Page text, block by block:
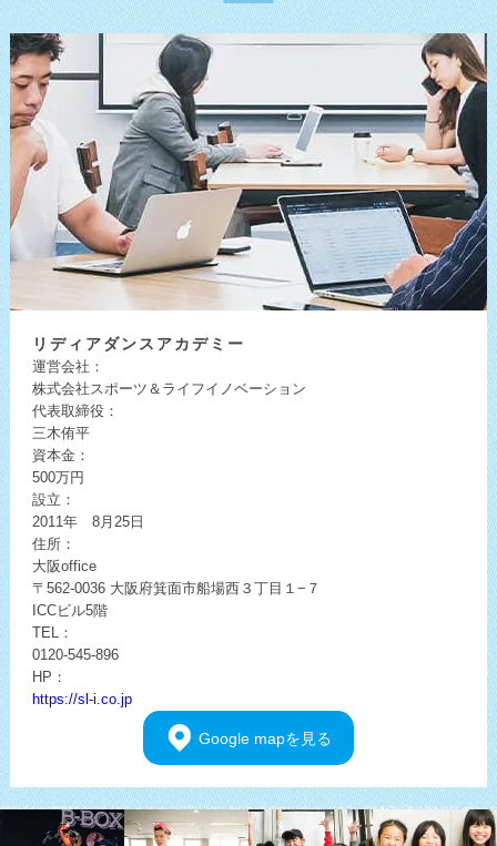
リディアダンスアカデミー
運営会社：
株式会社スポーツ＆ライフイノベーション
代表取締役：
三木侑平
資本金：
500万円
設立：
2011年 8月25日
住所：
大阪office
〒562-0036 大阪府箕面市船場西３丁目１−７
ICCビル5階
TEL：
0120-545-896
HP：
https://sl-i.co.jp
Google mapを見る